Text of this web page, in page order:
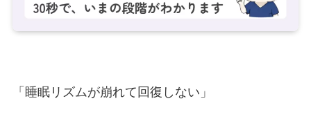
「睡眠リズムが崩れて回復しない」